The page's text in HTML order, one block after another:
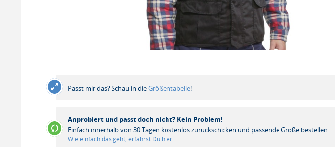
Passt mir das? Schau in dieGrößentabelle!
Anprobiert und passt doch nicht? Kein Problem!
Einfach innerhalb von 30 Tagen kostenlos zurückschicken und passende Größe bestellen.
Wie einfach das geht, erfährst Du hier